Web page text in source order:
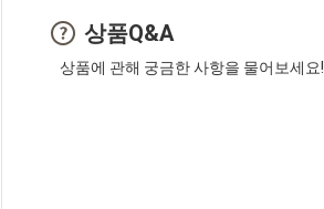
상품Q&A
상품에 관해 궁금한 사항을 물어보세요!